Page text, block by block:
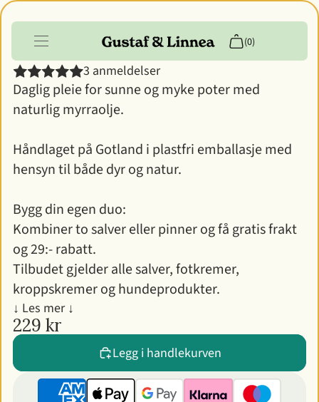
Produkter
Kundekonto
(0)
Nøytral salve
3 anmeldelser
Daglig pleie for sunne og myke poter med
naturlig myrraolje.
Håndlaget på Gotland i plastfri emballasje med
hensyn til både dyr og natur.
Bygg din egen duo:
Kombiner to salver eller pinner og få gratis frakt
og 29:- rabatt.
Tilbudet gjelder alle salver, fotkremer,
kroppskremer og hundeprodukter.
↓ Les mer ↓
229 kr
Legg i handlekurven